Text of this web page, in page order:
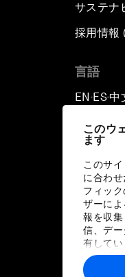
このウ
ます
このサ
に合わ
フィッ
ザーに
報を収
信、デ
有してい
ユーザ
報や各パ
サステナ
採用情報
言語
EN ▪ ES▪中